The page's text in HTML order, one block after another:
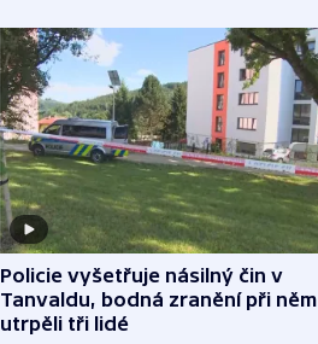
Policie vyšetřuje násilný čin v
Tanvaldu, bodná zranění při něm
utrpěli tři lidé